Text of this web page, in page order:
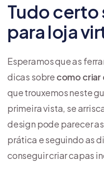
Tudo certo
para loja
Esperamos que as
dicas sobre como criar
que trouxemos neste
primeira vista, se
design pode parecer
prática e seguindo as
conseguir criar capas